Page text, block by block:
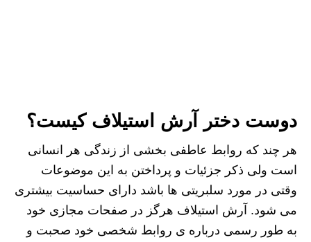
دوست دختر آرش استیلاف کیست؟
هر چند که روابط عاطفی بخشی از زندگی هر انسانی
است ولی ذکر جزئیات و پرداختن به این موضوعات
وقتی در مورد سلبریتی ها باشد دارای حساسیت بیشتری
می شود. آرش استیلاف هرگز در صفحات مجازی خود
به طور رسمی درباره ی روابط شخصی خود صحبت و